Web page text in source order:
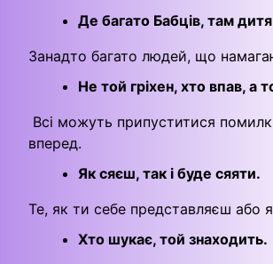
Де багато Бабців, там
Занадто багато людей, що
Не той гріхен, хто впав, а
Всі можуть припуститися
вперед.
Як сяєш, так і буде сяяти.
Те, як ти себе представляєш або
Хто шукає, той знаходить.